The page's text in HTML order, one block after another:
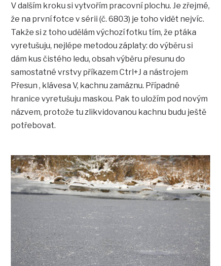
V dalším kroku si vytvořím pracovní plochu. Je zřejmé,
že na první fotce v sérii (č. 6803) je toho vidět nejvíc.
Takže si z toho udělám výchozí fotku tím, že ptáka
vyretušuju, nejlépe metodou záplaty: do výběru si
dám kus čistého ledu, obsah výběru přesunu do
samostatné vrstvy příkazem Ctrl+J a nástrojem
Přesun , klávesa V, kachnu zamáznu. Případné
hranice vyretušuju maskou. Pak to uložím pod novým
názvem, protože tu zlikvidovanou kachnu budu ještě
potřebovat.